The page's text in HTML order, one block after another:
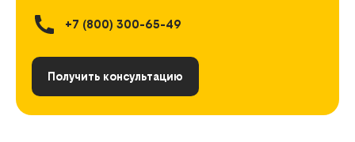
+7 (800) 300-65-49
Получить консультацию